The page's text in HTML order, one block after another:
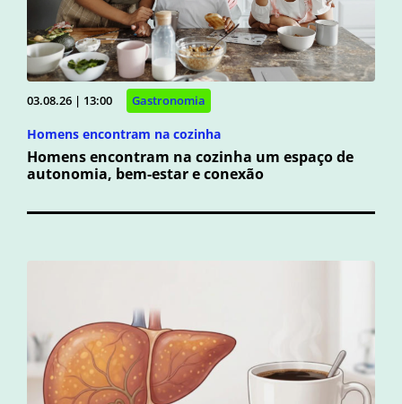
03.08.26 | 13:00 Gastronomia
Homens encontram na cozinha
Homens encontram na cozinha um espaço de
autonomia, bem-estar e conexão